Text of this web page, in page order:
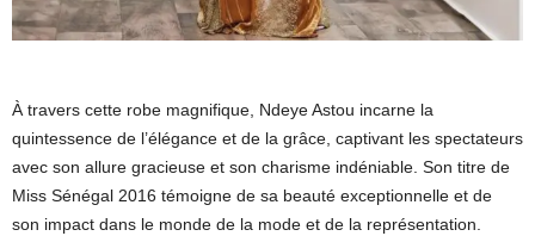
À travers cette robe magnifique, Ndeye Astou incarne la
quintessence de l’élégance et de la grâce, captivant les spectateurs
avec son allure gracieuse et son charisme indéniable. Son titre de
Miss Sénégal 2016 témoigne de sa beauté exceptionnelle et de
son impact dans le monde de la mode et de la représentation.